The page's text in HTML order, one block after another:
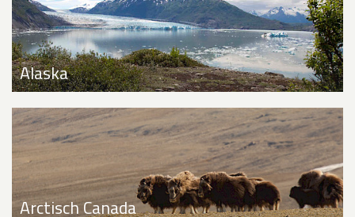
Alaska
Arctisch Canada